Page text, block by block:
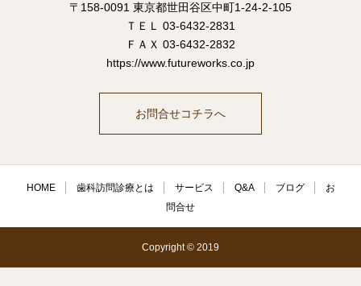
〒158-0091 東京都世田谷区中町1-24-2-105
ＴＥＬ 03-6432-2831
ＦＡＸ 03-6432-2832
https://www.futureworks.co.jp
お問合せコチラへ
HOME 歯科訪問診療とは サービス Q&A ブログ
お
問合せ
Copyright © 2019